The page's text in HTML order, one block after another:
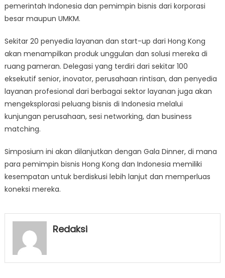
pemerintah Indonesia dan pemimpin bisnis dari korporasi
besar maupun UMKM.
Sekitar 20 penyedia layanan dan start-up dari Hong Kong
akan menampilkan produk unggulan dan solusi mereka di
ruang pameran. Delegasi yang terdiri dari sekitar 100
eksekutif senior, inovator, perusahaan rintisan, dan penyedia
layanan profesional dari berbagai sektor layanan juga akan
mengeksplorasi peluang bisnis di Indonesia melalui
kunjungan perusahaan, sesi networking, dan business
matching.
Simposium ini akan dilanjutkan dengan Gala Dinner, di mana
para pemimpin bisnis Hong Kong dan Indonesia memiliki
kesempatan untuk berdiskusi lebih lanjut dan memperluas
koneksi mereka.
Redaksi